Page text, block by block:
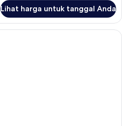
Lihat harga untuk tanggal Anda